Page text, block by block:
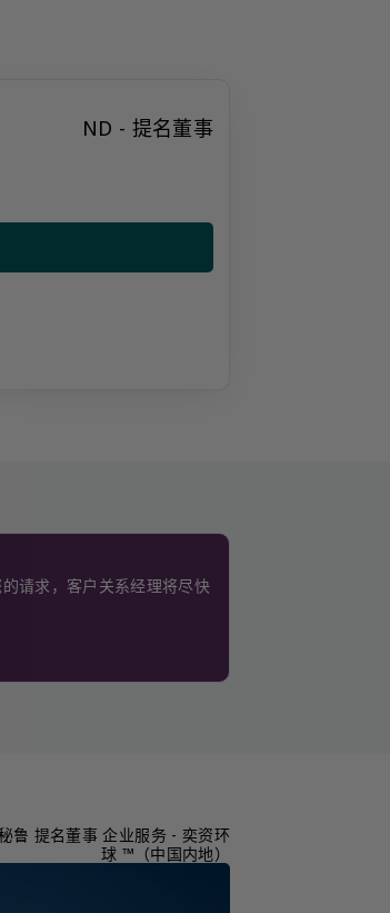
ND - 提名董事
请求，客户关系经理将尽快
鲁 提名董事 企业服务 - 奕资环
球 ™（中国内地）